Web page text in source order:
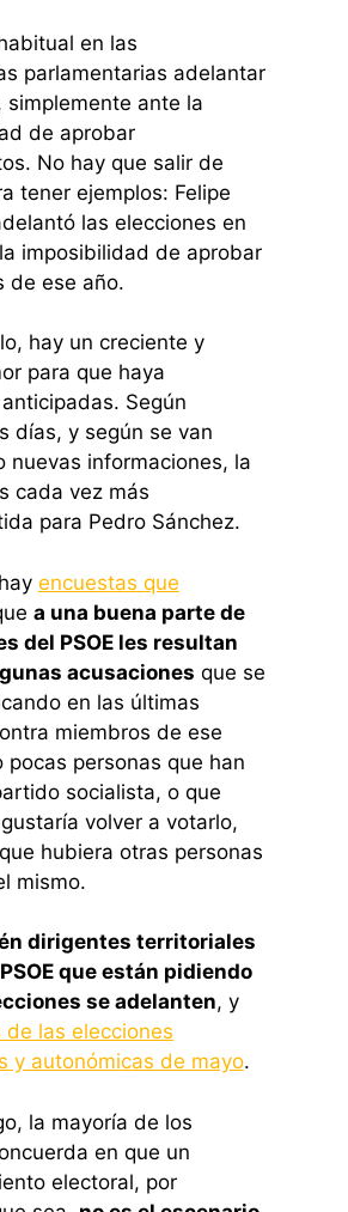
en las
parlamentarias adelantar
simplemente ante la
de aprobar
No hay que salir de
tener ejemplos: Felipe
las elecciones en
imposibilidad de aprobar
de ese año.
hay un creciente y
para que haya
Según
días, y según se van
nuevas informaciones, la
cada vez más
para Pedro Sánchez.
encuestas que
a una buena parte de
del PSOE les resultan
acusaciones que se
en las últimas
miembros de ese
pocas personas que han
socialista, o que
volver a votarlo,
hubiera otras personas
mismo.
dirigentes territoriales
que están pidiendo
se adelanten, y
de las elecciones
y autonómicas de mayo.
la mayoría de los
en que un
electoral, por